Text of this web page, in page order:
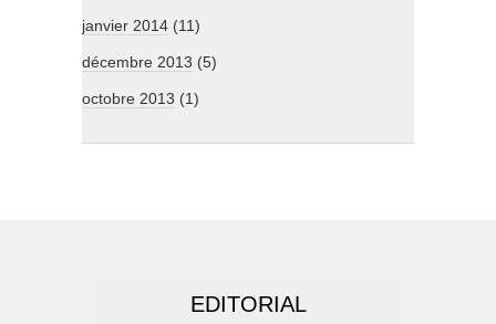
janvier 2014 (11)
décembre 2013 (5)
octobre 2013 (1)
EDITORIAL